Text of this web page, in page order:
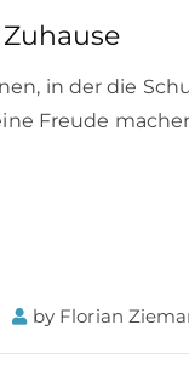
in der die
Freude
by Florian